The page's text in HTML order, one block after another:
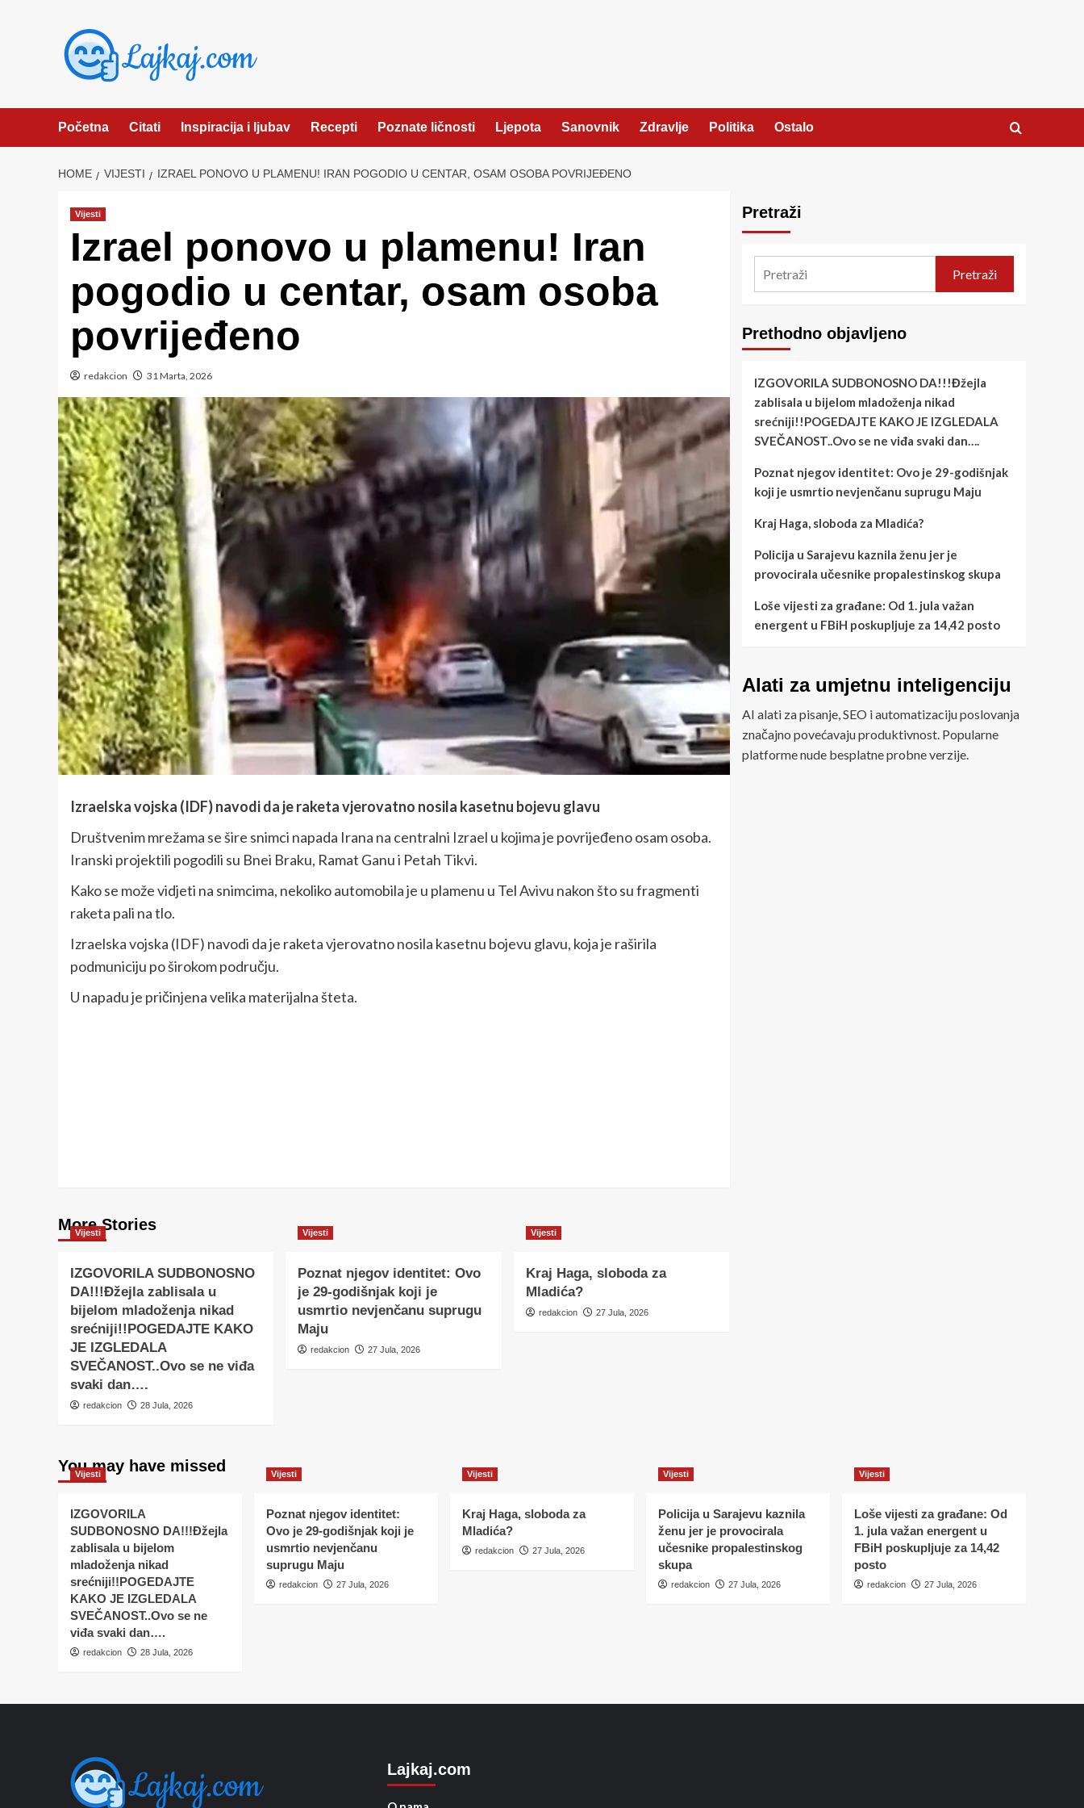
Početna Citati Inspiracija i ljubav Recepti Poznate ličnosti Ljepota Sanovnik Zdravlje Politika Ostalo
HOME VIJESTI IZRAEL PONOVO U PLAMENU! IRAN POGODIO U CENTAR, OSAM OSOBA POVRIJEĐENO
Vijesti
Izrael ponovo u plamenu! Iran
pogodio u centar, osam osoba
povrijeđeno
redakcion 31 Marta, 2026
Izraelska vojska (IDF) navodi da je raketa vjerovatno nosila kasetnu bojevu glavu
Društvenim mrežama se šire snimci napada Irana na centralni Izrael u kojima je povrijeđeno osam osoba.
Iranski projektili pogodili su Bnei Braku, Ramat Ganu i Petah Tikvi.
Kako se može vidjeti na snimcima, nekoliko automobila je u plamenu u Tel Avivu nakon što su fragmenti
raketa pali na tlo.
Izraelska vojska (IDF) navodi da je raketa vjerovatno nosila kasetnu bojevu glavu, koja je raširila
podmuniciju po širokom području.
U napadu je pričinjena velika materijalna šteta.
More Stories
Vijesti
IZGOVORILA SUDBONOSNO
DA!!!Đžejla zablisala u
bijelom mladoženja nikad
srećniji!!POGEDAJTE KAKO
JE IZGLEDALA
SVEČANOST..Ovo se ne viđa
svaki dan….
redakcion 28 Jula, 2026
Vijesti
Poznat njegov identitet: Ovo
je 29-godišnjak koji je
usmrtio nevjenčanu suprugu
Maju
redakcion 27 Jula, 2026
Vijesti
Kraj Haga, sloboda za
Mladića?
redakcion 27 Jula, 2026
Pretraži
Pretraži
Prethodno objavljeno
IZGOVORILA SUDBONOSNO DA!!!Đžejla
zablisala u bijelom mladoženja nikad
srećniji!!POGEDAJTE KAKO JE IZGLEDALA
SVEČANOST..Ovo se ne viđa svaki dan….
Poznat njegov identitet: Ovo je 29-godišnjak
koji je usmrtio nevjenčanu suprugu Maju
Kraj Haga, sloboda za Mladića?
Policija u Sarajevu kaznila ženu jer je
provocirala učesnike propalestinskog skupa
Loše vijesti za građane: Od 1. jula važan
energent u FBiH poskupljuje za 14,42 posto
Alati za umjetnu inteligenciju
AI alati za pisanje, SEO i automatizaciju poslovanja
značajno povećavaju produktivnost. Popularne
platforme nude besplatne probne verzije.
You may have missed
Vijesti
IZGOVORILA
SUDBONOSNO DA!!!Đžejla
zablisala u bijelom
mladoženja nikad
srećniji!!POGEDAJTE
KAKO JE IZGLEDALA
SVEČANOST..Ovo se ne
viđa svaki dan….
redakcion 28 Jula, 2026
Vijesti
Poznat njegov identitet:
Ovo je 29-godišnjak koji je
usmrtio nevjenčanu
suprugu Maju
redakcion 27 Jula, 2026
Vijesti
Kraj Haga, sloboda za
Mladića?
redakcion 27 Jula, 2026
Vijesti
Policija u Sarajevu kaznila
ženu jer je provocirala
učesnike propalestinskog
skupa
redakcion 27 Jula, 2026
Vijesti
Loše vijesti za građane: Od
1. jula važan energent u
FBiH poskupljuje za 14,42
posto
redakcion 27 Jula, 2026
Lajkaj.com